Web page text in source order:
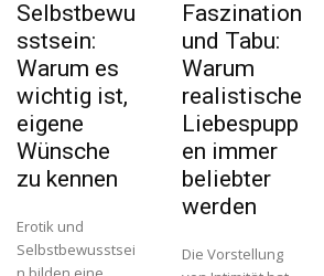
Selbstbewu
sstsein:
Warum es
wichtig ist,
eigene
Wünsche
zu kennen
Erotik und
Selbstbewusstsei
Faszination
und Tabu:
Warum
realistische
Liebespupp
en immer
beliebter
werden
Die Vorstellung